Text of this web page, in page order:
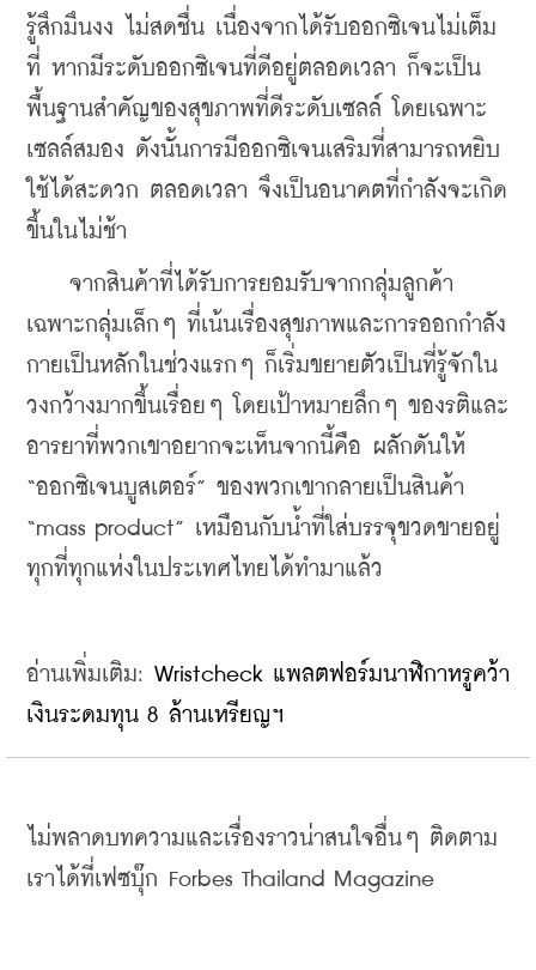
รู้สึกมึนงง ไม่สดชื่น เนื่องจากได้รับออกซิเจนไม่เต็ม
ที่ หากมีระดับออกซิเจนที่ดีอยู่ตลอดเวลา ก็จะเป็น
พื้นฐานสำคัญของสุขภาพที่ดีระดับเซลล์ โดยเฉพาะ
เซลล์สมอง ดังนั้นการมีออกซิเจนเสริมที่สามารถหยิบ
ใช้ได้สะดวก ตลอดเวลา จึงเป็นอนาคตที่กำลังจะเกิด
ขึ้นในไม่ช้า
จากสินค้าที่ได้รับการยอมรับจากกลุ่มลูกค้า
เฉพาะกลุ่มเล็กๆ ที่เน้นเรื่องสุขภาพและการออกกำลัง
กายเป็นหลักในช่วงแรกๆ ก็เริ่มขยายตัวเป็นที่รู้จักใน
วงกว้างมากขึ้นเรื่อยๆ โดยเป้าหมายลึกๆ ของรติและ
อารยาที่พวกเขาอยากจะเห็นจากนี้คือ ผลักดันให้
“ออกซิเจนบูสเตอร์” ของพวกเขากลายเป็นสินค้า
“mass product” เหมือนกับน้ำที่ใส่บรรจุขวดขายอยู่
ทุกที่ทุกแห่งในประเทศไทยได้ทำมาแล้ว
อ่านเพิ่มเติม: Wristcheck แพลตฟอร์มนาฬิกาหรูคว้า
เงินระดมทุน 8 ล้านเหรียญฯ
ไม่พลาดบทความและเรื่องราวน่าสนใจอื่นๆ ติดตาม
เราได้ที่เฟซบุ๊ก Forbes Thailand Magazine